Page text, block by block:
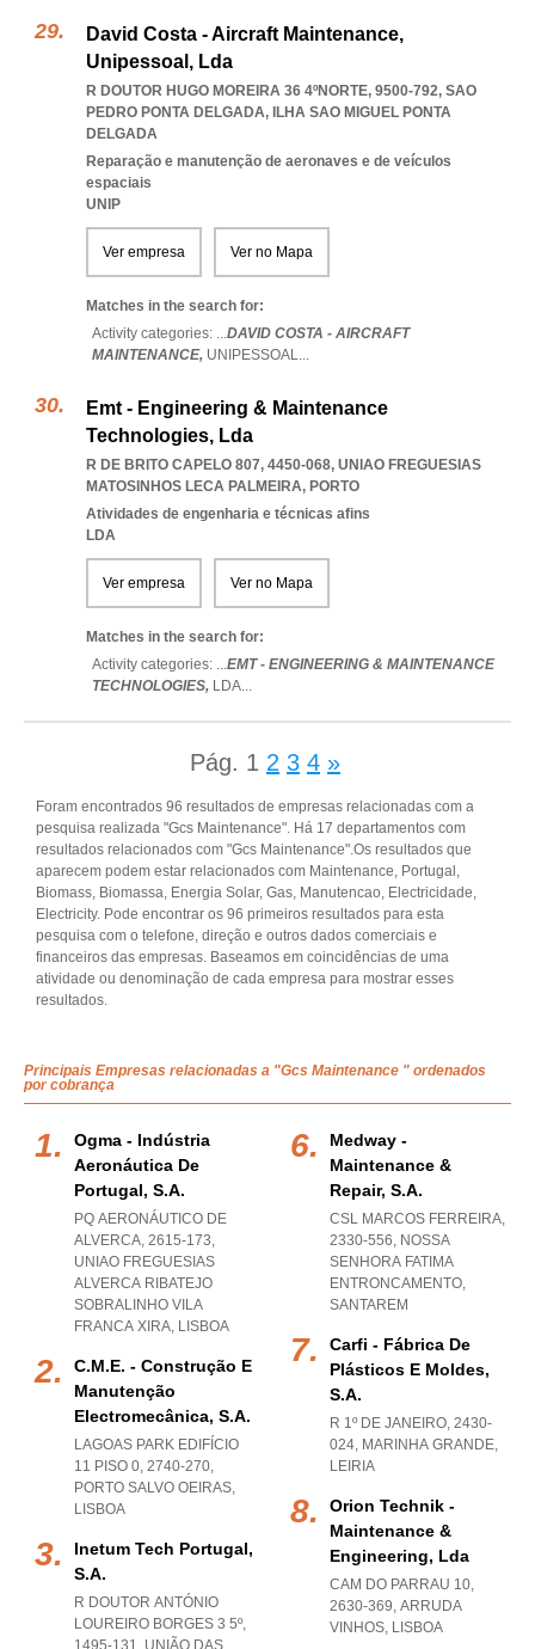
David Costa - Aircraft Maintenance,
Unipessoal, Lda
R DOUTOR HUGO MOREIRA 36 4ºNORTE, 9500-792, SAO
PEDRO PONTA DELGADA, ILHA SAO MIGUEL PONTA
DELGADA
Reparação e manutenção de aeronaves e de veículos
espaciais
UNIP
Ver empresa Ver no Mapa
Matches in the search for:
Activity categories: ...DAVID COSTA - AIRCRAFT
MAINTENANCE, UNIPESSOAL...
Emt - Engineering & Maintenance
Technologies, Lda
R DE BRITO CAPELO 807, 4450-068, UNIAO FREGUESIAS
MATOSINHOS LECA PALMEIRA, PORTO
Atividades de engenharia e técnicas afins
LDA
Ver empresa Ver no Mapa
Matches in the search for:
Activity categories: ...EMT - ENGINEERING & MAINTENANCE
TECHNOLOGIES, LDA...
Pág. 1 2 3 4 »
Foram encontrados 96 resultados de empresas relacionadas com a
pesquisa realizada "Gcs Maintenance". Há 17 departamentos com
resultados relacionados com "Gcs Maintenance".Os resultados que
aparecem podem estar relacionados com Maintenance, Portugal,
Biomass, Biomassa, Energia Solar, Gas, Manutencao, Electricidade,
Electricity. Pode encontrar os 96 primeiros resultados para esta
pesquisa com o telefone, direção e outros dados comerciais e
financeiros das empresas. Baseamos em coincidências de uma
atividade ou denominação de cada empresa para mostrar esses
resultados.
Principais Empresas relacionadas a "Gcs Maintenance " ordenados
por cobrança
Ogma - Indústria
Aeronáutica De
Portugal, S.a.
PQ AERONÁUTICO DE
ALVERCA, 2615-173,
UNIAO FREGUESIAS
ALVERCA RIBATEJO
SOBRALINHO VILA
FRANCA XIRA, LISBOA
C.m.e. - Construção E
Manutenção
Electromecânica, S.a.
LAGOAS PARK EDIFÍCIO
11 PISO 0, 2740-270,
PORTO SALVO OEIRAS,
LISBOA
Inetum Tech Portugal,
S.a.
R DOUTOR ANTÓNIO
LOUREIRO BORGES 3 5º,
1495-131, UNIÃO DAS
Medway -
Maintenance &
Repair, S.a.
CSL MARCOS FERREIRA,
2330-556, NOSSA
SENHORA FATIMA
ENTRONCAMENTO,
SANTAREM
Carfi - Fábrica De
Plásticos E Moldes,
S.a.
R 1º DE JANEIRO, 2430-
024, MARINHA GRANDE,
LEIRIA
Orion Technik -
Maintenance &
Engineering, Lda
CAM DO PARRAU 10,
2630-369, ARRUDA
VINHOS, LISBOA